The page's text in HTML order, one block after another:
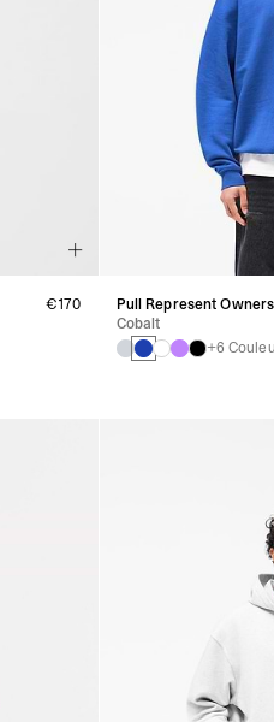
€170
Pull Represent
Cobalt
+6